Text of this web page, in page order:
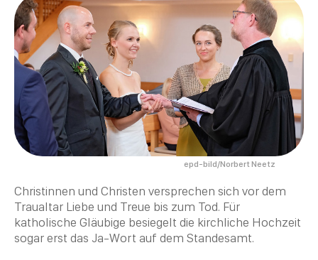
epd-bild/Norbert Neetz
Christinnen und Christen versprechen sich vor dem
Traualtar Liebe und Treue bis zum Tod. Für
katholische Gläubige besiegelt die kirchliche Hochzeit
sogar erst das Ja-Wort auf dem Standesamt.